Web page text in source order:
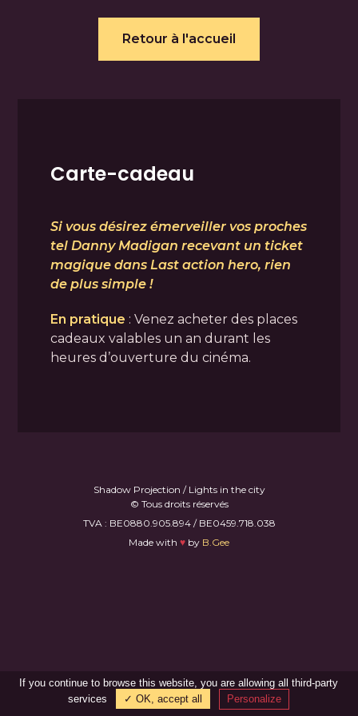
Retour à l'accueil
Carte-cadeau
Si vous désirez émerveiller vos proches
tel Danny Madigan recevant un ticket
magique dans Last action hero, rien
de plus simple !
En pratique : Venez acheter des places
cadeaux valables un an durant les
heures d’ouverture du cinéma.
Shadow Projection / Lights in the city
© Tous droits réservés
TVA : BE0880.905.894 / BE0459.718.038
Made with ♥ by B.Gee
If you continue to browse this website, you are allowing all third-party
services
✓ OK, accept all Personalize